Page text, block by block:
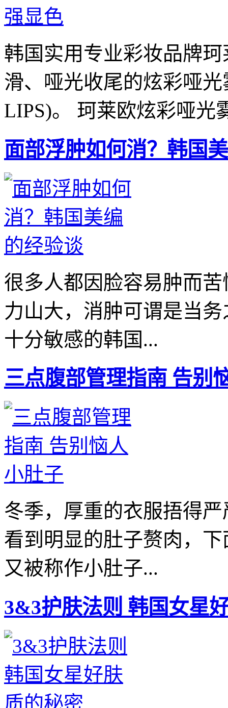
韩国实用专业彩妆品牌
滑、哑光收尾的炫彩哑
LIPS)。 珂莱欧炫彩哑光
面部浮肿如何消？韩国
很多人都因脸容易肿而
力山大，消肿可谓是当
十分敏感的韩国...
三点腹部管理指南 告别
冬季，厚重的衣服捂得
看到明显的肚子赘肉，
又被称作小肚子...
3&3护肤法则 韩国女星